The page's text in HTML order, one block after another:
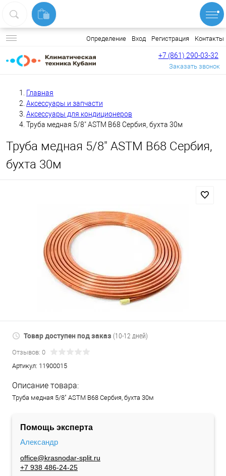
Определение Вход Регистрация Контакты
+7 (861) 290-03-32
Заказать звонок
Главная
Аксессуары и запчасти
Аксессуары для кондиционеров
Труба медная 5/8" ASTM B68 Сербия, бухта 30м
Труба медная 5/8" ASTM B68 Сербия,
бухта 30м
Товар доступен под заказ (10-12 дней)
Отзывов: 0
Артикул: 11900015
Описание товара:
Труба медная 5/8" ASTM B68 Сербия, бухта 30м
Помощь эксперта
Александр
office@krasnodar-split.ru
+7 938 486-24-25